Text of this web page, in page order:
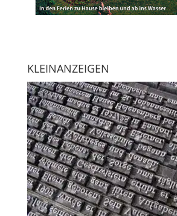
KLEINANZEIGEN